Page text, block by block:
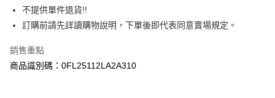
元大商業銀行
玉山商業銀行
星展（台灣）商業銀行
台灣樂天信用卡公司
悠遊付
大哥付你分期
相關說明
不提供單件退貨!!
訂購前請先詳讀購物說明，下單後即代表同意賣場規定。
銷售重點
商品識別碼：0FL25112LA2A310